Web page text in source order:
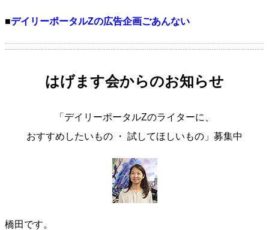
■デイリーポータルZの広告企画ごあんない
はげます会からのお知らせ
「デイリーポータルZのライターに、
おすすめしたいもの ・ 試してほしいもの」募集中
橋田です。